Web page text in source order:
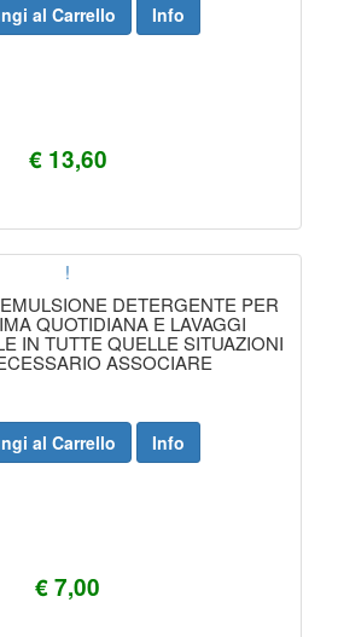
€ 13,60
al Carrello Info
!
DETERGENTE PER
QUOTIDIANA E LAVAGGI
IN TUTTE QUELLE SITUAZIONI
ASSOCIARE
€ 7,00
al Carrello Info